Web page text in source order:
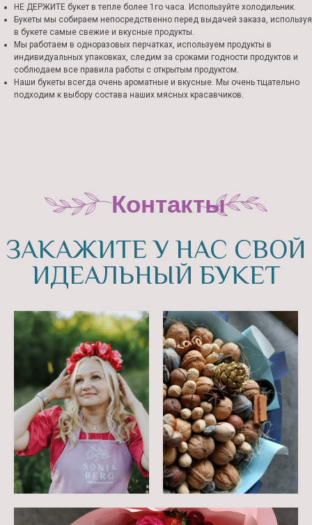
НЕ ДЕРЖИТЕ букет в тепле более 1го часа. Используйте холодильник.
Букеты мы собираем непосредственно перед выдачей заказа, используя
в букете самые свежие и вкусные продукты.
Мы работаем в одноразовых перчатках, используем продукты в
индивидуальных упаковках, следим за сроками годности продуктов и
соблюдаем все правила работы с открытым продуктом.
Наши букеты всегда очень ароматные и вкусные. Мы очень тщательно
подходим к выбору состава наших мясных красавчиков.